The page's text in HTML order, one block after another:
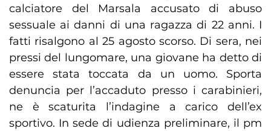
calciatore del Marsala accusato di abuso
sessuale ai danni di una ragazza di 22 anni. I
fatti risalgono al 25 agosto scorso. Di sera, nei
pressi del lungomare, una giovane ha detto di
essere stata toccata da un uomo. Sporta
denuncia per l’accaduto presso i carabinieri,
ne è scaturita l’indagine a carico dell’ex
sportivo. In sede di udienza preliminare, il pm